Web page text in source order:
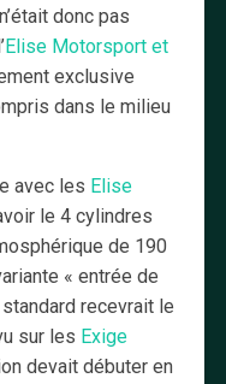
donc pas
Elise Motorsport et
exclusive
dans le milieu
avec les Elise
le 4 cylindres
de 190
« entrée de
recevrait le
sur les Exige
devait débuter en